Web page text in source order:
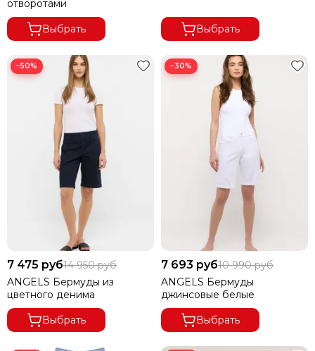
отворотами
Выбрать
Выбрать
−50%
7 475 руб14 950 руб
ANGELS Бермуды из
цветного денима
Выбрать
−30%
7 693 руб10 990 руб
ANGELS Бермуды
джинсовые белые
Выбрать